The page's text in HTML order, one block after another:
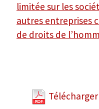
limitée sur les
autres entreprises
de droits de